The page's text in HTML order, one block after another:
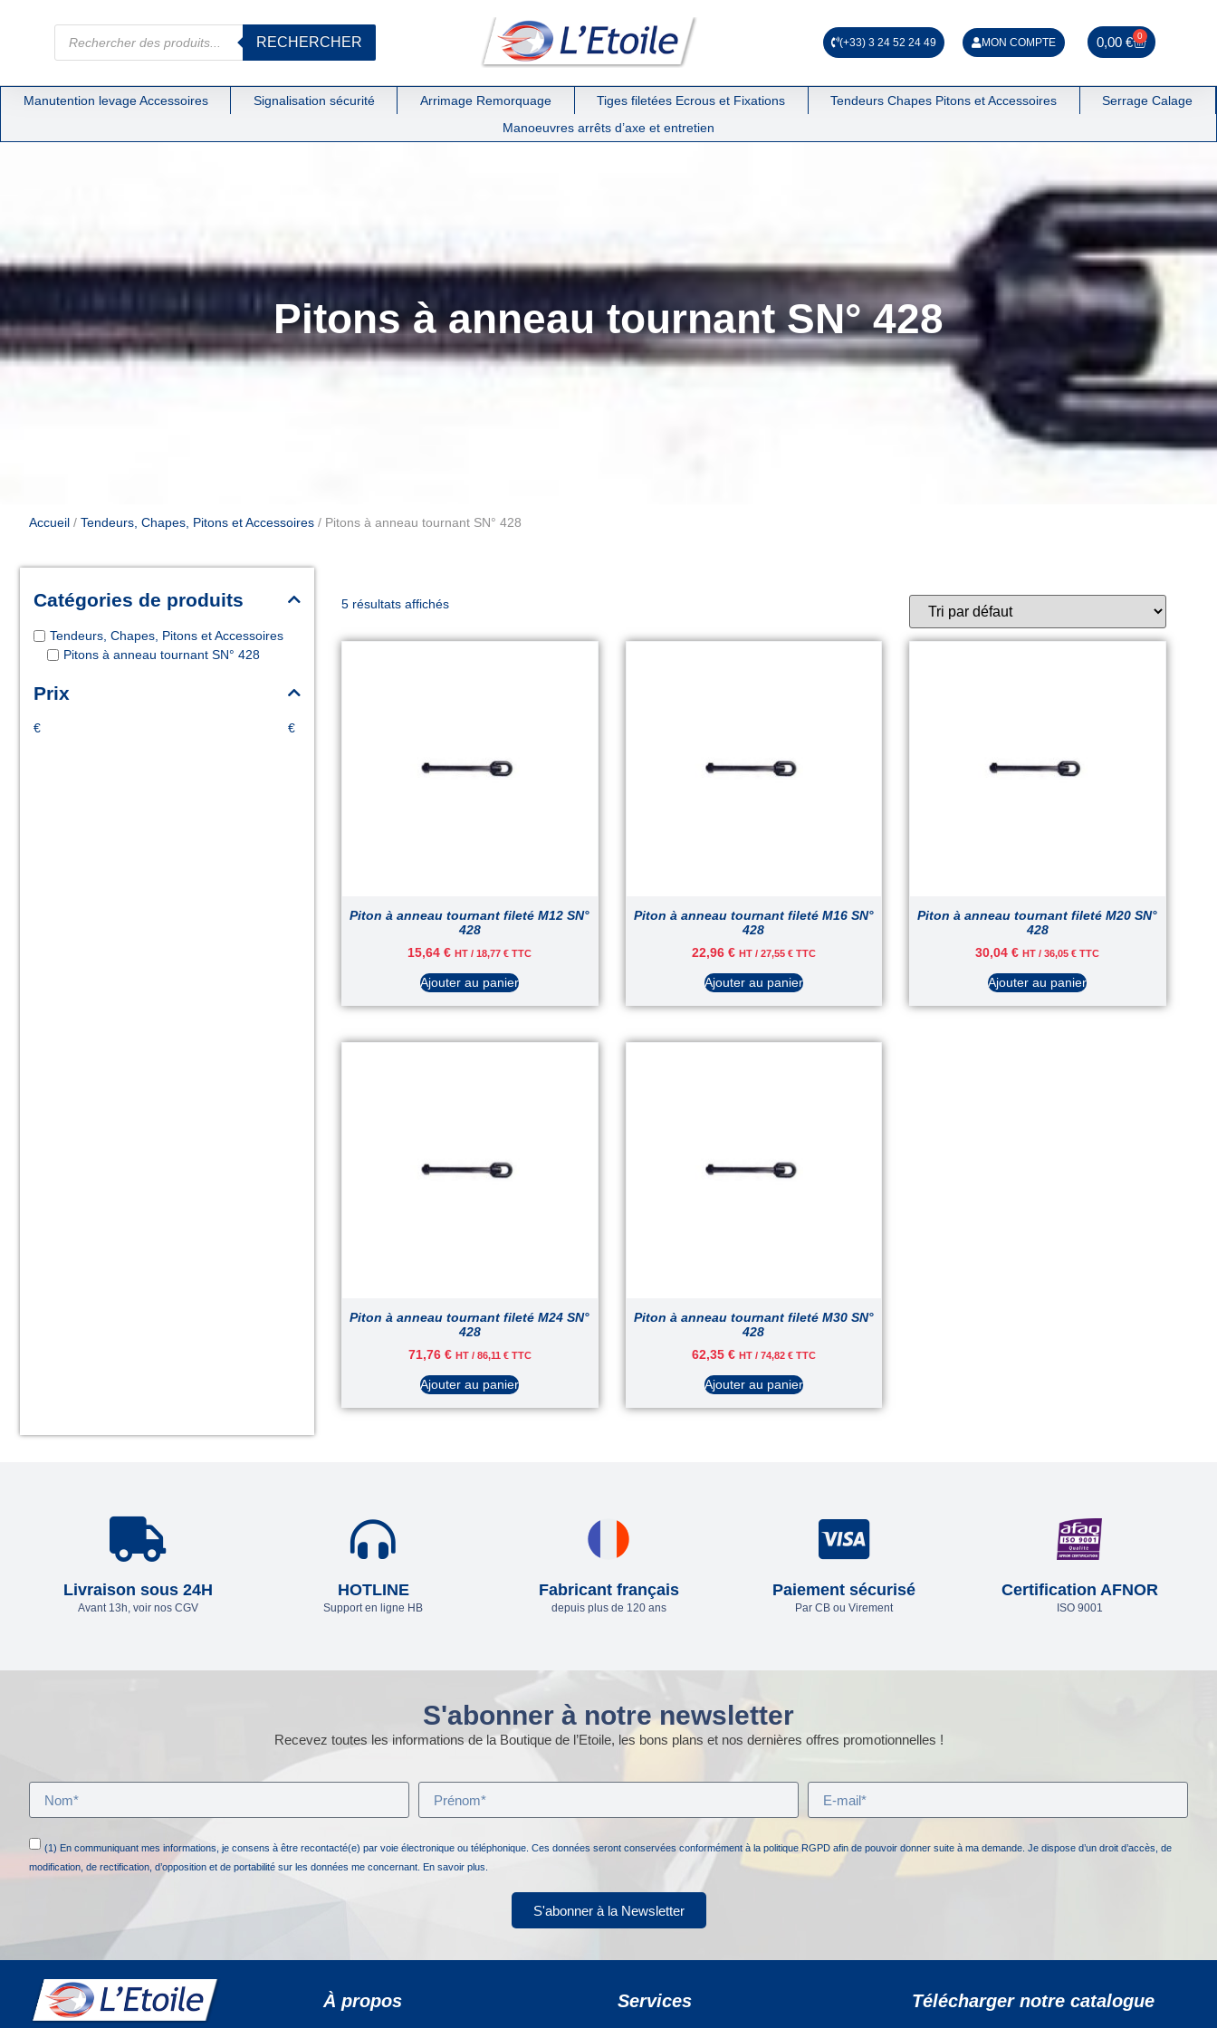
RECHERCHER (+33) 3 24 52 24 49 MON COMPTE 0,00€ 0
Manutention levage Accessoires Signalisation sécurité Arrimage Remorquage Tiges filetées Ecrous et Fixations Tendeurs Chapes Pitons et Accessoires
Serrage Calage
Manoeuvres arrêts d’axe et entretien
Pitons à anneau tournant SN° 428
Accueil / Tendeurs, Chapes, Pitons et Accessoires / Pitons à anneau tournant SN° 428
Catégories de produits
Tendeurs, Chapes, Pitons et Accessoires
Pitons à anneau tournant SN° 428
Prix
€ €
5 résultats affichés
Piton à anneau tournant fileté M12 SN°
428
15,64€ HT /18,77€ TTC
Ajouter au panier
Piton à anneau tournant fileté M16 SN°
428
22,96 € HT / 27,55 €TTC
Ajouter au panier
Piton à anneau tournant fileté M20 SN°
428
30,04€ HT /36,05€ TTC
Ajouter au panier
Piton à anneau tournant fileté M24 SN°
428
71,76 € HT / 86,11 €TTC
Ajouter au panier
Piton à anneau tournant fileté M30 SN°
428
62,35 € HT / 74,82 €TTC
Ajouter au panier
Livraison sous 24H
Avant 13h, voir nos CGV
HOTLINE
Support en ligne HB
Fabricant français
depuis plus de 120 ans
Paiement sécurisé
Par CB ou Virement
Certification AFNOR
ISO 9001
S'abonner à notre newsletter
Recevez toutes les informations de la Boutique de l’Etoile, les bons plans et nos dernières offres promotionnelles !
(1) En communiquant mes informations, je consens à être recontacté(e) par voie électronique ou téléphonique. Ces données seront conservées conformément à la politique RGPD afin de pouvoir donner suite à ma demande. Je dispose d’un droit d’accès, de
modification, de rectification, d’opposition et de portabilité sur les données me concernant. En savoir plus.
S'abonner à la Newsletter
À propos Services Télécharger notre catalogue